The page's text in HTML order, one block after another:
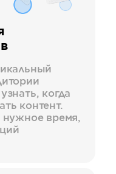
когда
контент.
нужное время,